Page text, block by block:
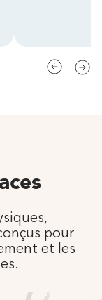
pour
et les